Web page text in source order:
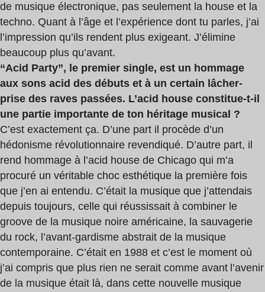
de musique électronique, pas seulement la house et la
techno. Quant à l’âge et l’expérience dont tu parles, j’ai
l’impression qu’ils rendent plus exigeant. J’élimine
beaucoup plus qu’avant.
“Acid Party”, le premier single, est un hommage
aux sons acid des débuts et à un certain lâcher-
prise des raves passées. L’acid house constitue-t-il
une partie importante de ton héritage musical ?
C’est exactement ça. D’une part il procède d’un
hédonisme révolutionnaire revendiqué. D’autre part, il
rend hommage à l’acid house de Chicago qui m’a
procuré un véritable choc esthétique la première fois
que j’en ai entendu. C’était la musique que j’attendais
depuis toujours, celle qui réussissait à combiner le
groove de la musique noire américaine, la sauvagerie
du rock, l’avant-gardisme abstrait de la musique
contemporaine. C’était en 1988 et c’est le moment où
j’ai compris que plus rien ne serait comme avant l’avenir
de la musique était là, dans cette nouvelle musique